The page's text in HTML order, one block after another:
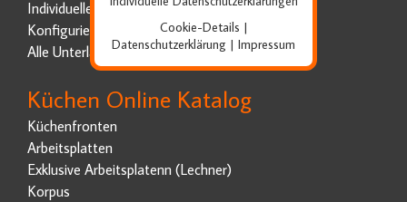
Individuelle Küchenplanung
Konfigurierbare Küchen
Alle Unterlagen vorhanden
Küchen Online Katalog
Küchenfronten
Arbeitsplatten
Exklusive Arbeitsplatenn (Lechner)
Korpus
Cookie-Details |
Datenschutzerklärung | Impressum